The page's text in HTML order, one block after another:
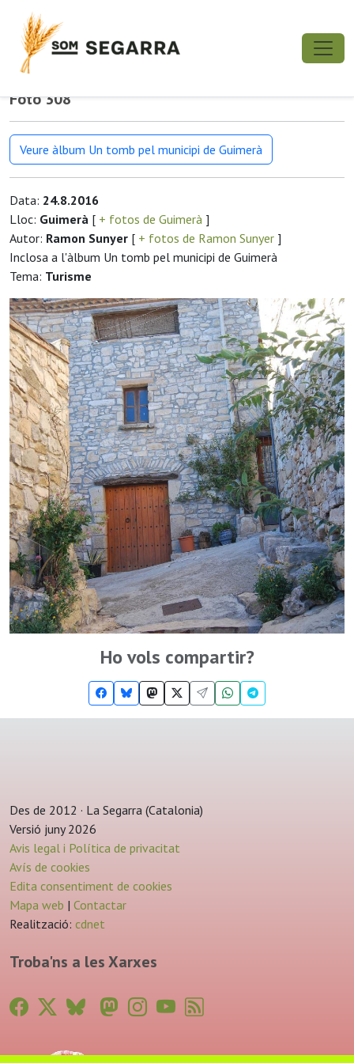
Foto 308
Veure àlbum Un tomb pel municipi de Guimerà
Data: 24.8.2016
Lloc: Guimerà [ + fotos de Guimerà ]
Autor: Ramon Sunyer [ + fotos de Ramon Sunyer ]
Inclosa a l'àlbum Un tomb pel municipi de Guimerà
Tema: Turisme
Ho vols compartir?
Des de 2012 · La Segarra (Catalonia)
Versió juny 2026
Avis legal i Política de privacitat
Avís de cookies
Edita consentiment de cookies
Mapa web | Contactar
Realització: cdnet
Troba'ns a les Xarxes